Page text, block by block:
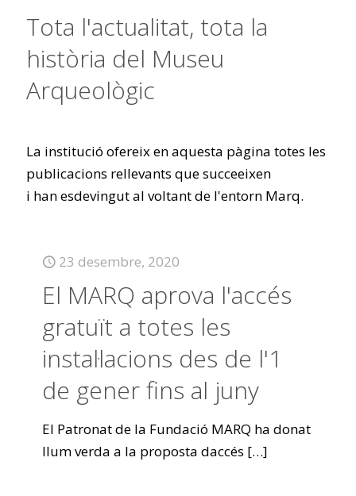
Tota l'actualitat, tota la
història del Museu
Arqueològic
La institució ofereix en aquesta pàgina totes les
publicacions rellevants que succeeixen
i han esdevingut al voltant de l'entorn Marq.
23 desembre, 2020
El MARQ aprova l'accés
gratuït a totes les
instal·lacions des de l'1
de gener fins al juny
El Patronat de la Fundació MARQ ha donat
llum verda a la proposta daccés […]